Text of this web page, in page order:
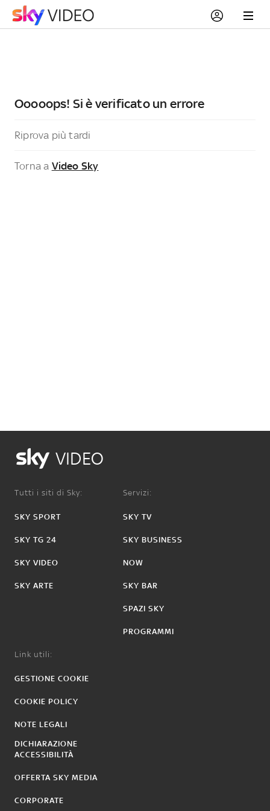
Ooooops! Si è verificato un errore
Riprova più tardi
Torna a Video Sky
VIDEO
Tutti i siti di Sky:
SKY SPORT
SKY TG 24
SKY VIDEO
SKY ARTE
Servizi:
SKY TV
SKY BUSINESS
NOW
SKY BAR
SPAZI SKY
PROGRAMMI
Link utili:
GESTIONE COOKIE
COOKIE POLICY
NOTE LEGALI
DICHIARAZIONE
ACCESSIBILITÀ
OFFERTA SKY MEDIA
CORPORATE